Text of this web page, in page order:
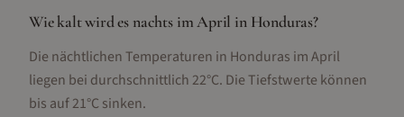
Wie kalt wird es nachts im April in Honduras?
Die nächtlichen Temperaturen in Honduras im April
liegen bei durchschnittlich 22°C. Die Tiefstwerte können
bis auf 21°C sinken.